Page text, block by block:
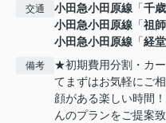
交通 小田急小田原線 「千
小田急小田原線 「祖
小田急小田原線 「経堂
備考
★初期費用分割・カ
てまずはお気軽にご
顔がある楽しい時間
んのプランをご提案